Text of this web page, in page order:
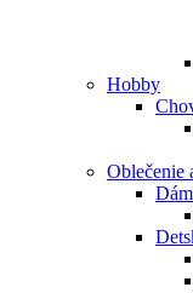
Hobby
Oblečenie